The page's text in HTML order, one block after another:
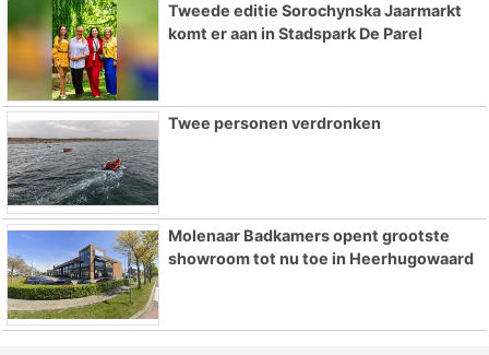
Tweede editie Sorochynska Jaarmarkt
komt er aan in Stadspark De Parel
Twee personen verdronken
Molenaar Badkamers opent grootste
showroom tot nu toe in Heerhugowaard